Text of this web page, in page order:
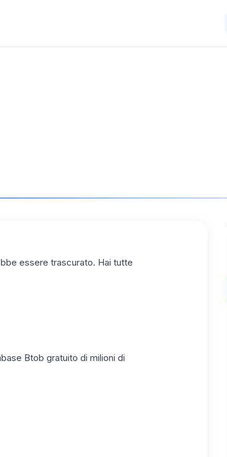
essere trascurato. Hai tutte
Btob gratuito di milioni di